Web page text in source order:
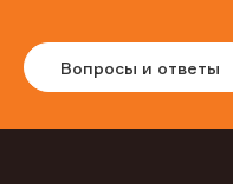
Вопросы и ответы